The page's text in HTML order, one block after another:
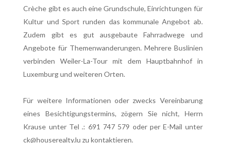
Crèche gibt es auch eine Grundschule, Einrichtungen für
Kultur und Sport runden das kommunale Angebot ab.
Zudem gibt es gut ausgebaute Fahrradwege und
Angebote für Themenwanderungen. Mehrere Buslinien
verbinden Weiler-La-Tour mit dem Hauptbahnhof in
Luxemburg und weiteren Orten.
Für weitere Informationen oder zwecks Vereinbarung
eines Besichtigungstermins, zögern Sie nicht, Herrn
Krause unter Tel .: 691 747 579 oder per E-Mail unter
ck@houserealty.lu zu kontaktieren.